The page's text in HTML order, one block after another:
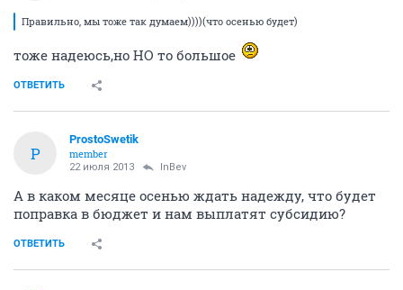
Правильно, мы тоже так думаем))))(что осенью будет)
тоже надеюсь,но НО то большое
ОТВЕТИТЬ
P
ProstoSwetik
member
22 июля 2013 InBev
А в каком месяце осенью ждать надежду, что будет
поправка в бюджет и нам выплатят субсидию?
ОТВЕТИТЬ